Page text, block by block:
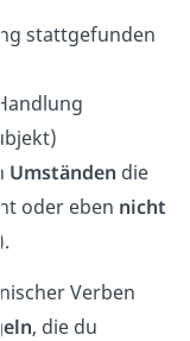
stattgefunden
Umständen die
oder eben nicht
Verben
, die du